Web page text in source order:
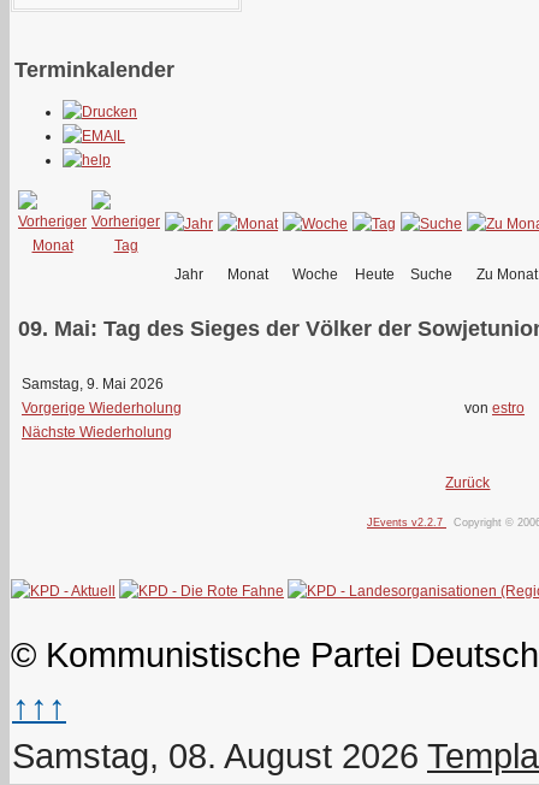
Terminkalender
Jahr Monat Woche Heute Suche Zu Monat
09. Mai: Tag des Sieges der Völker der
Samstag, 9. Mai 2026
Vorgerige Wiederholung
Nächste Wiederholung
von estro
Zurück
JEvents v2.2.7 Copyright ©
© Kommunistische Partei
↑↑↑
Samstag, 08. August 2026